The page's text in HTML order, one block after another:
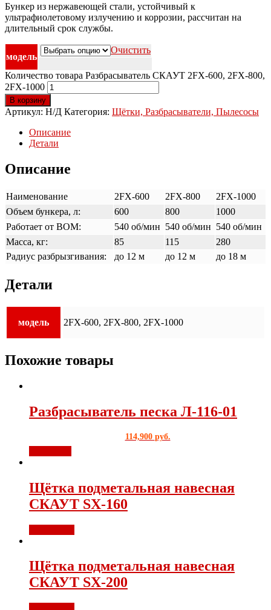
Бункер из нержавеющей стали, устойчивый к
ультрафиолетовому излучению и коррозии, рассчитан на
длительный срок службы.
модель
Очистить
Количество товара Разбрасыватель СКАУТ 2FX-600, 2FX-800,
2FX-1000
В корзину
Артикул: Н/Д Категория: Щётки, Разбрасыватели, Пылесосы
Описание
Детали
Описание
Наименование 2FX-600 2FX-800
2FX-1000
Объем бункера, л:
600 800
1000
Работает от BOM:
540 об/мин 540 об/мин 540 об/мин
Масса, кг:
85 115
280
Радиус разбрызгивания:
до 12 м до 12 м до 18 м
Детали
модель 2FX-600, 2FX-800, 2FX-1000
Похожие товары
Разбрасыватель песка Л-116-01
114,900 руб.
Щётка подметальная навесная
СКАУТ SX-160
Щётка подметальная навесная
СКАУТ SX-200